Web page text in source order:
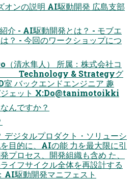
オンの説明 AI駆動開発 広島支部
介 - AI駆動開発とは？ - モブエ
？ - 今回のワークショップにつ
（清水隼人） 所属：株式会社コ
Technology & Strategyグ
ックエンドエンジニア 趣
ジェット X:Do@tanimotoikki
んですか？
ジタルプロダクト・ソリューシ
目的に、AIの能 力を最大限に引
プロセス、開発組織も含め た、
イフサイクル全体を再設計する
AI駆動開発マニフェスト